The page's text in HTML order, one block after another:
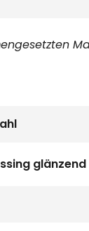
glänzend